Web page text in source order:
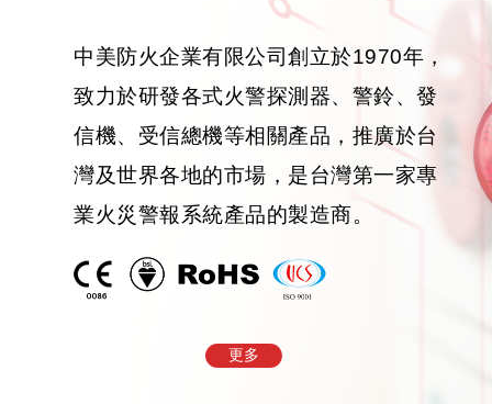
中美防火企業有限公司創立於1970年，
致力於研發各式火警探測器、警鈴、發
信機、受信總機等相關產品，推廣於台
灣及世界各地的市場，是台灣第一家專
業火災警報系統產品的製造商。
更多